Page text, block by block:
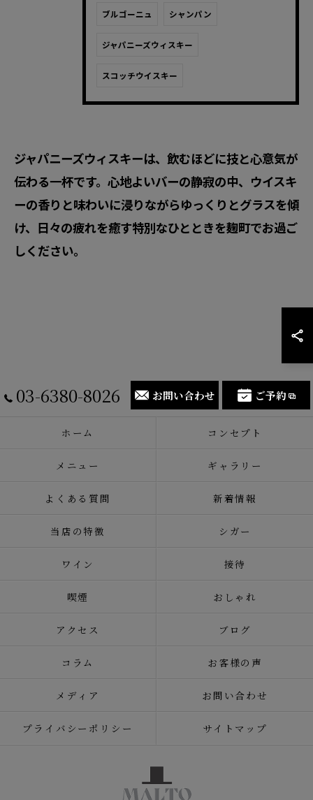
ブルゴーニュ シャンパン
ジャパニーズウィスキー
スコッチウイスキー
ジャパニーズウィスキーは、飲むほどに技と心意気が
伝わる一杯です。心地よいバーの静寂の中、ウイスキ
ーの香りと味わいに浸りながらゆっくりとグラスを傾
け、日々の疲れを癒す特別なひとときを麹町でお過ご
しください。
03-6380-8026 お問い合わせ ご予約
ホーム コンセプト
メニュー ギャラリー
よくある質問 新着情報
当店の特徴 シガー
ワイン 接待
喫煙 おしゃれ
アクセス ブログ
コラム お客様の声
メディア お問い合わせ
プライバシーポリシー サイトマップ